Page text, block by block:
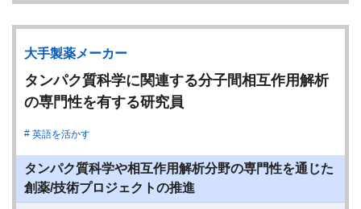
大手製薬メーカー
タンパク質科学に関連する分子間相互作用解析
の専門性を有する研究員
英語を活かす
タンパク質科学や相互作用解析分野の専門性を通じた
創薬/技術プロジェクトの推進